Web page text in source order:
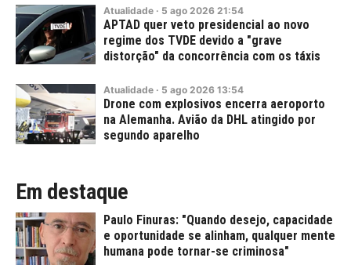
Atualidade · 5 ago 2026 21:54
APTAD quer veto presidencial ao novo
regime dos TVDE devido a "grave
distorção" da concorrência com os táxis
Atualidade · 5 ago 2026 13:54
Drone com explosivos encerra aeroporto
na Alemanha. Avião da DHL atingido por
segundo aparelho
Em destaque
Paulo Finuras: "Quando desejo, capacidade
e oportunidade se alinham, qualquer mente
humana pode tornar-se criminosa"